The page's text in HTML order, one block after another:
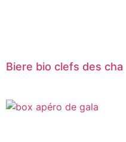
Biere bio clefs des cha